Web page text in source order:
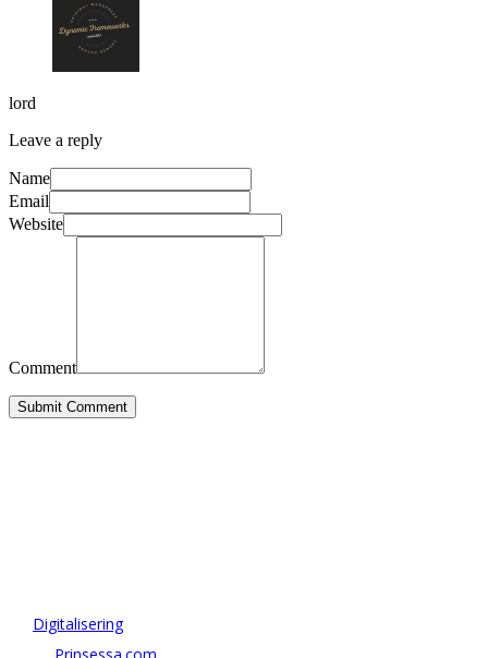
lord
Leave a reply
Name
Email
Website
Comment
Submit Comment
Digitalisering
Prinsessa.com